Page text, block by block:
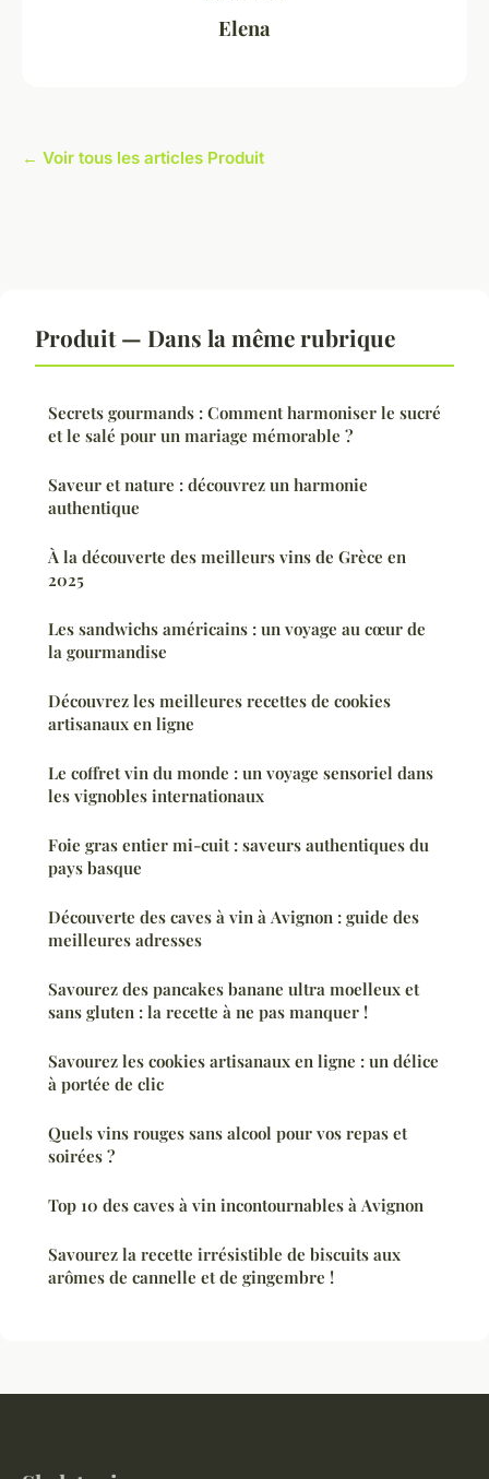
Elena
← Voir tous les articles Produit
Produit — Dans la même rubrique
Secrets gourmands : Comment harmoniser le sucré
et le salé pour un mariage mémorable ?
Saveur et nature : découvrez un harmonie
authentique
À la découverte des meilleurs vins de Grèce en
2025
Les sandwichs américains : un voyage au cœur de
la gourmandise
Découvrez les meilleures recettes de cookies
artisanaux en ligne
Le coffret vin du monde : un voyage sensoriel dans
les vignobles internationaux
Foie gras entier mi-cuit : saveurs authentiques du
pays basque
Découverte des caves à vin à Avignon : guide des
meilleures adresses
Savourez des pancakes banane ultra moelleux et
sans gluten : la recette à ne pas manquer !
Savourez les cookies artisanaux en ligne : un délice
à portée de clic
Quels vins rouges sans alcool pour vos repas et
soirées ?
Top 10 des caves à vin incontournables à Avignon
Savourez la recette irrésistible de biscuits aux
arômes de cannelle et de gingembre !